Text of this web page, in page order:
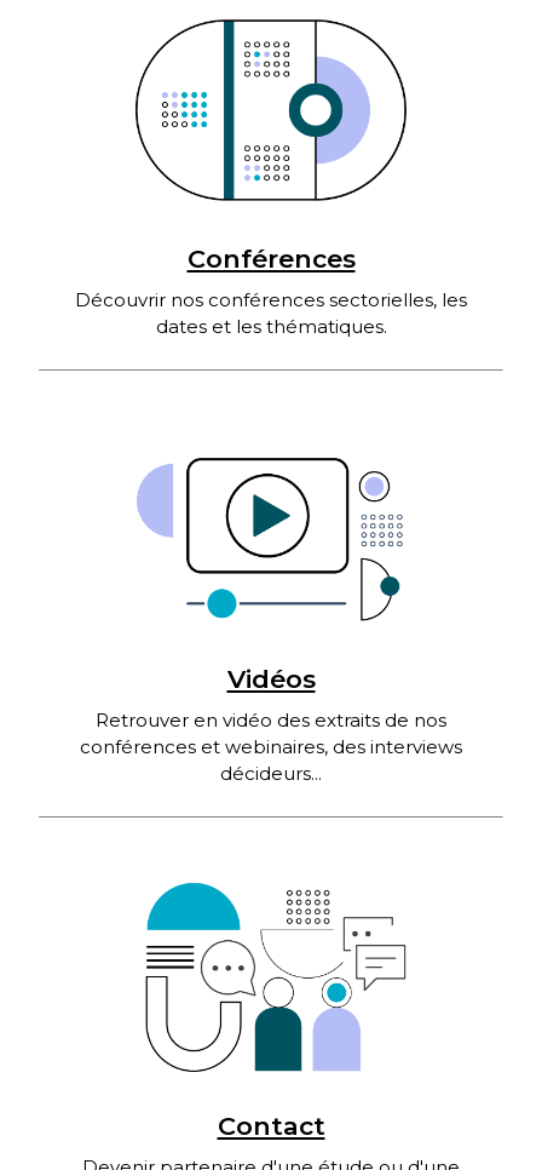
Conférences
Découvrir nos conférences sectorielles, les
dates et les thématiques.
Vidéos
Retrouver en vidéo des extraits de nos
conférences et webinaires, des interviews
décideurs...
Contact